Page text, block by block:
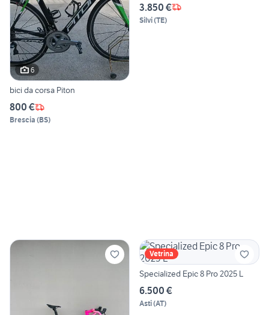
6
bici da corsa Piton
800 €
Brescia (BS)
3.850 €
Silvi(TE)
Vetrina
Specialized Epic 8 Pro 2025 L
6.500 €
Asti(AT)